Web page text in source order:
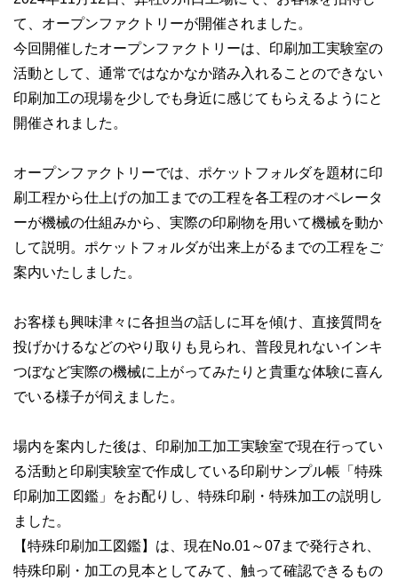
て、オープンファクトリーが開催されました。
今回開催したオープンファクトリーは、印刷加工実験室の
活動として、通常ではなかなか踏み入れることのできない
印刷加工の現場を少しでも身近に感じてもらえるようにと
開催されました。
オープンファクトリーでは、ポケットフォルダを題材に印
刷工程から仕上げの加工までの工程を各工程のオペレータ
ーが機械の仕組みから、実際の印刷物を用いて機械を動か
して説明。ポケットフォルダが出来上がるまでの工程をご
案内いたしました。
お客様も興味津々に各担当の話しに耳を傾け、直接質問を
投げかけるなどのやり取りも見られ、普段見れないインキ
つぼなど実際の機械に上がってみたりと貴重な体験に喜ん
でいる様子が伺えました。
場内を案内した後は、印刷加工加工実験室で現在行ってい
る活動と印刷実験室で作成している印刷サンプル帳「特殊
印刷加工図鑑」をお配りし、特殊印刷・特殊加工の説明し
ました。
【特殊印刷加工図鑑】は、現在No.01～07まで発行され、
特殊印刷・加工の見本としてみて、触って確認できるもの